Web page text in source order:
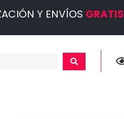
Y ENVÍOS GRATIS